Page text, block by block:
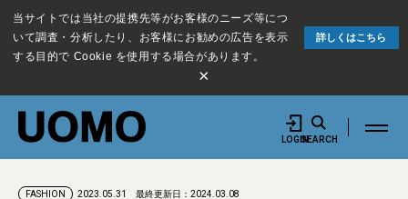
当サイトでは当社の提携先等がお客様のニーズ等につ
いて調査・分析したり、お客様にお勧めの広告を表示
する目的で Cookie を使用する場合があります。
詳しくはこちら
×
LOGINSEARCH
FASHION 2023.05.31 最終更新日：2024.03.08